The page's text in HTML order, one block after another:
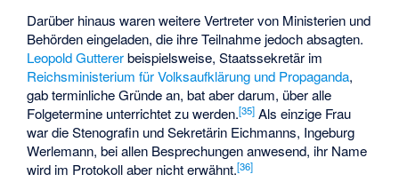
Darüber hinaus waren weitere Vertreter von Ministerien und
Behörden eingeladen, die ihre Teilnahme jedoch absagten.
Leopold Guttererbeispielsweise, Staatssekretär im
Reichsministerium für Volksaufklärung und Propaganda,
gab terminliche Gründe an, bat aber darum, über alle
Folgetermine unterrichtet zu werden.[35] Als einzige Frau
war die Stenografin und Sekretärin Eichmanns, Ingeburg
Werlemann, bei allen Besprechungen anwesend, ihr Name
wird im Protokoll aber nicht erwähnt.[36]